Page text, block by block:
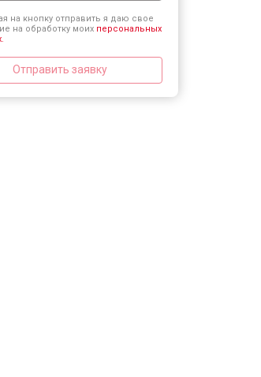
на кнопку отправить я даю свое
на обработку моих персональных
Отправить заявку